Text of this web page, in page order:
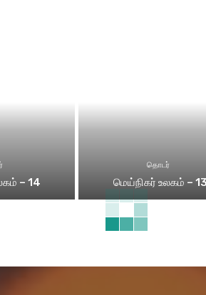
– 14
தொடர்
மெய்நிகர் உலகம் – 13